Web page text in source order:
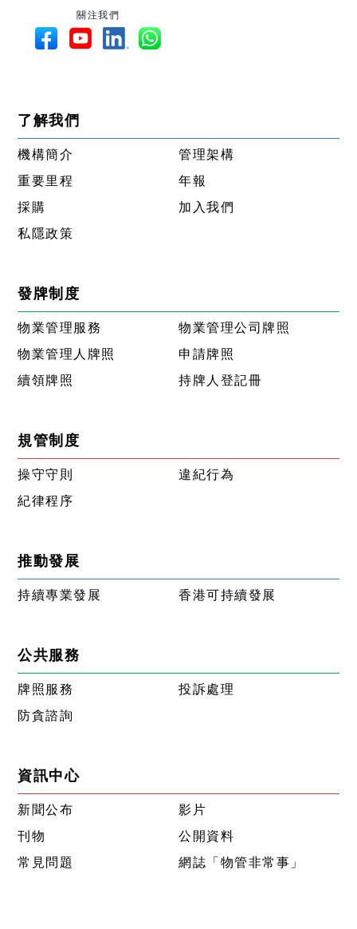
關注我們
了解我們
機構簡介
管理架構
重要里程
年報
採購
加入我們
私隱政策
發牌制度
物業管理服務
物業管理公司牌照
物業管理人牌照
申請牌照
續領牌照
持牌人登記冊
規管制度
操守守則
違紀行為
紀律程序
推動發展
持續專業發展 香港可持續發展
公共服務
牌照服務
投訴處理
防貪諮詢
資訊中心
新聞公布
影片
刊物
公開資料
常見問題
網誌「物管非常事」